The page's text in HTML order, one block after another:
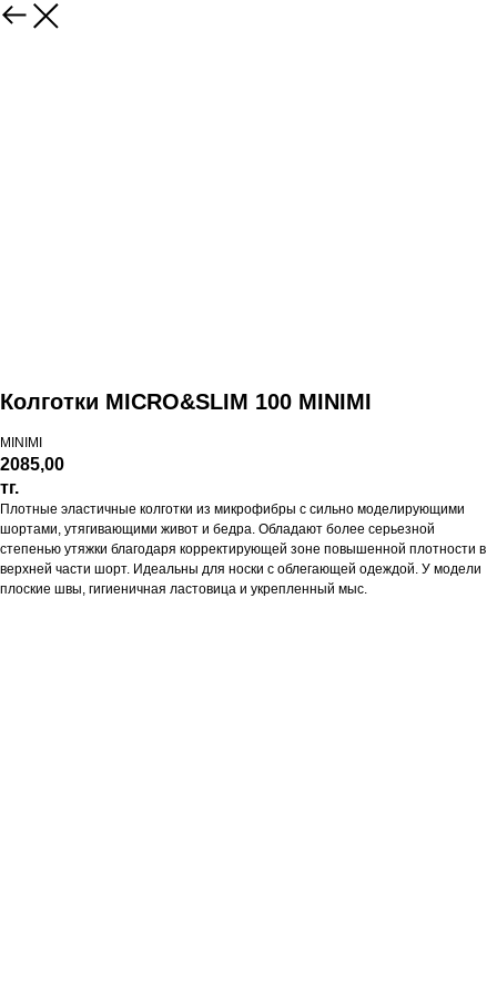
Колготки MICRO&SLIM 100 MINIMI
MINIMI
2085,00
тг.
Плотные эластичные колготки из микрофибры с сильно моделирующими
шортами, утягивающими живот и бедра. Обладают более серьезной
степенью утяжки благодаря корректирующей зоне повышенной плотности в
верхней части шорт. Идеальны для носки с облегающей одеждой. У модели
плоские швы, гигиеничная ластовица и укрепленный мыс.